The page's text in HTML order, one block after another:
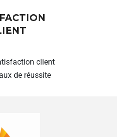
client
de réussite